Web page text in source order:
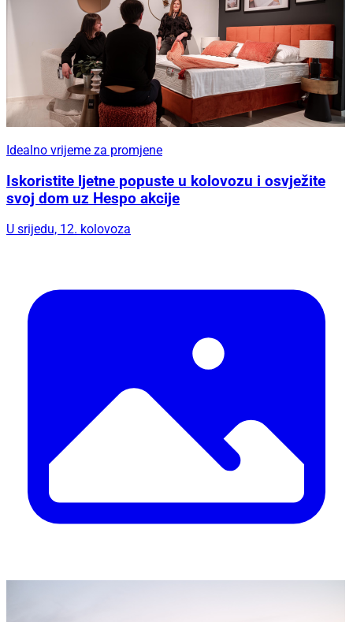
Idealno vrijeme za promjene
Iskoristite ljetne popuste u kolovozu i osvježite
svoj dom uz Hespo akcije
U srijedu, 12. kolovoza